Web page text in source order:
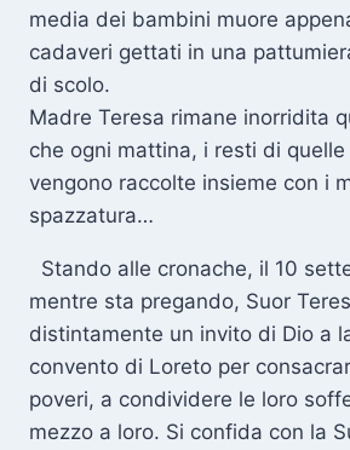
media dei bambini muore
cadaveri gettati in una
di scolo.
Madre Teresa rimane inorridita
che ogni mattina, i resti di
vengono raccolte insieme con i
spazzatura…
Stando alle cronache, il 10
mentre sta pregando, Suor
distintamente un invito di Dio a
convento di Loreto per
poveri, a condividere le loro
mezzo a loro. Si confida con la